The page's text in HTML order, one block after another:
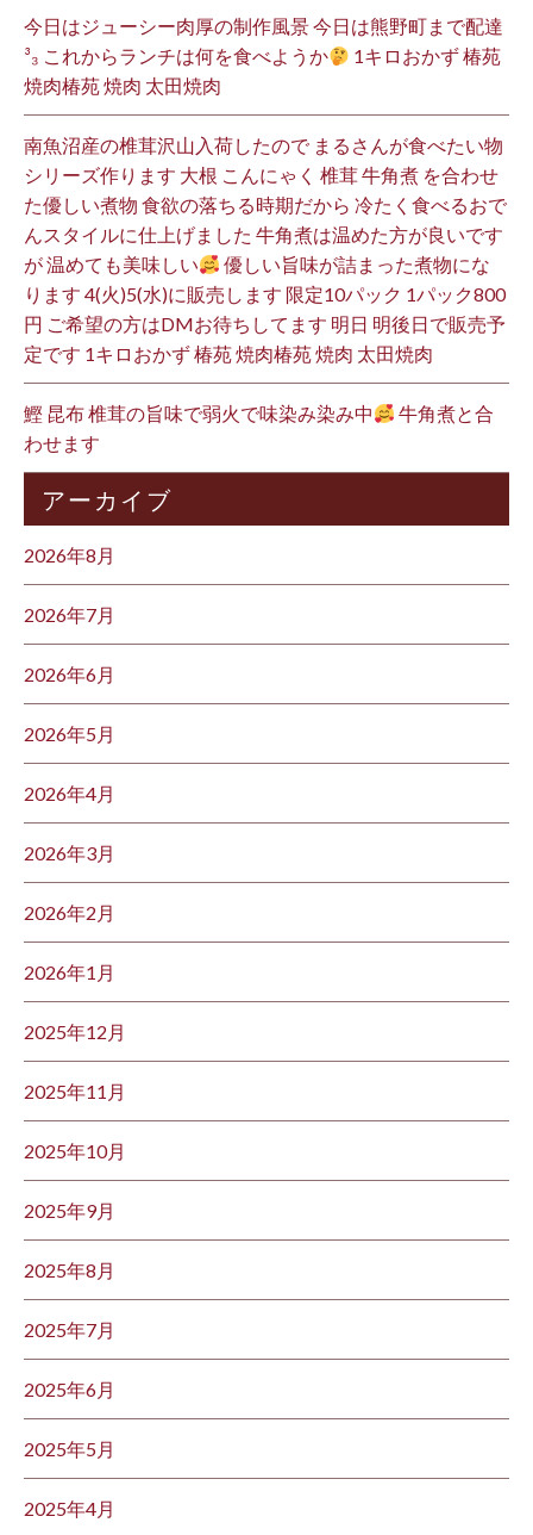
今日はジューシー肉厚の制作風景 今日は熊野町まで配達
³₃ これからランチは何を食べようか
1キロおかず 椿苑
焼肉椿苑 焼肉 太田焼肉
南魚沼産の椎茸沢山入荷したので まるさんが食べたい物
シリーズ作ります 大根 こんにゃく 椎茸 牛角煮 を合わせ
た優しい煮物 食欲の落ちる時期だから 冷たく食べるおで
んスタイルに仕上げました 牛角煮は温めた方が良いです
が 温めても美味しい
優しい旨味が詰まった煮物にな
ります 4(火)5(水)に販売します 限定10パック 1パック800
円 ご希望の方はDMお待ちしてます 明日 明後日で販売予
定です 1キロおかず 椿苑 焼肉椿苑 焼肉 太田焼肉
鰹 昆布 椎茸の旨味で弱火で味染み染み中
牛角煮と合
わせます
アーカイブ
2026年8月
2026年7月
2026年6月
2026年5月
2026年4月
2026年3月
2026年2月
2026年1月
2025年12月
2025年11月
2025年10月
2025年9月
2025年8月
2025年7月
2025年6月
2025年5月
2025年4月